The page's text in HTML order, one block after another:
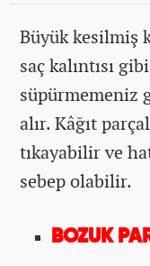
Büyük kesilmiş
saç kalıntısı
süpürmemeniz
alır. Kâğıt
tıkayabilir ve
sebep olabilir.
BOZUK